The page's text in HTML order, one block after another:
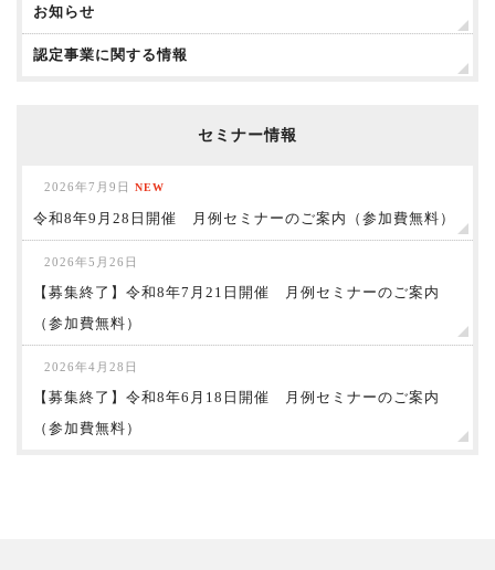
お知らせ
認定事業に関する情報
セミナー情報
2026年7月9日 NEW
令和8年9月28日開催 月例セミナーのご案内（参加費無料）
2026年5月26日
【募集終了】令和8年7月21日開催 月例セミナーのご案内
（参加費無料）
2026年4月28日
【募集終了】令和8年6月18日開催 月例セミナーのご案内
（参加費無料）